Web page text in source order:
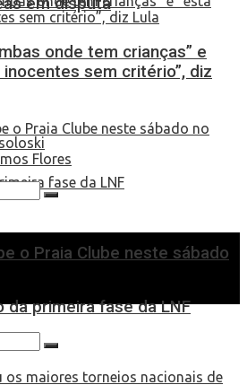
o Praia Clube neste sábado
da primeira fase da LNF
onde tem crianças” e
inocentes sem critério”, diz
Flores